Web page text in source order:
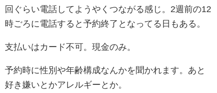
回ぐらい電話してようやくつながる感じ。2週前の12
時ごろに電話すると予約終了となってる日もある。
支払いはカード不可。現金のみ。
予約時に性別や年齢構成なんかを聞かれます。あと
好き嫌いとかアレルギーとか。